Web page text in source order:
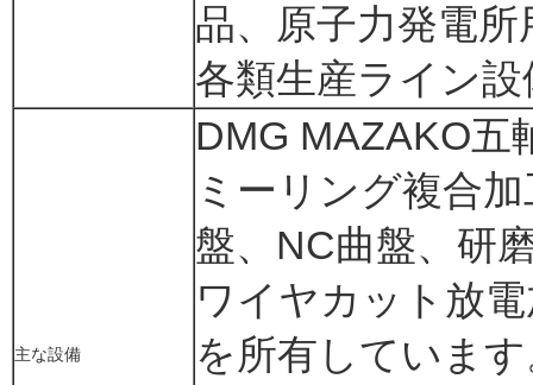
品、原子力発電
各類生産ライン
主な設備
DMG MAZAKO五
ミーリング複合
盤、NC曲盤、研
ワイヤカット放
を所有していま